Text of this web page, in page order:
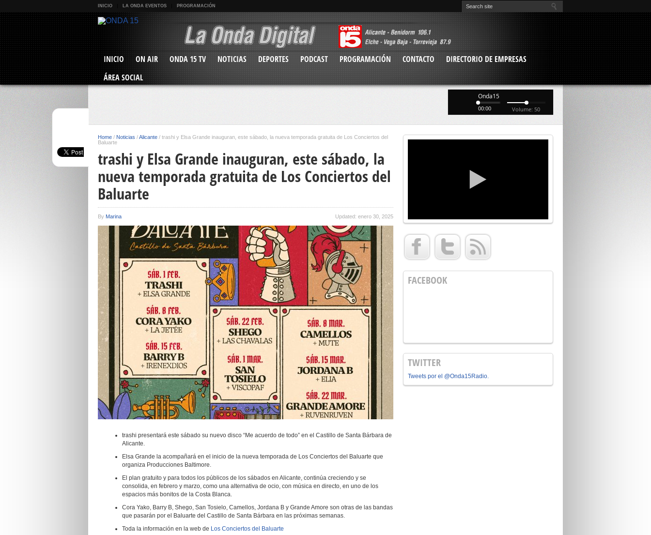
INICIO LA ONDA EVENTOS PROGRAMACIÓN
INICIO ON AIR ONDA 15 TV NOTICIAS DEPORTES PODCAST PROGRAMACIÓN CONTACTO
DIRECTORIO DE EMPRESAS
ÁREA SOCIAL
Onda15
00:00 Volume: 50
Home / Noticias /Alicante / trashi y Elsa Grande inauguran, este sábado, la nueva temporada gratuita de Los Conciertos del
Baluarte
trashi y Elsa Grande inauguran, este sábado, la
nueva temporada gratuita de Los Conciertos del
Baluarte
By Marina Updated: enero 30, 2025
trashi presentará este sábado su nuevo disco “Me acuerdo de todo” en el Castillo de Santa Bárbara de
Alicante.
Elsa Grande la acompañará en el inicio de la nueva temporada de Los Conciertos del Baluarte que
organiza Producciones Baltimore.
El plan gratuito y para todos los públicos de los sábados en Alicante, continúa creciendo y se
consolida, en febrero y marzo, como una alternativa de ocio, con música en directo, en uno de los
espacios más bonitos de la Costa Blanca.
Cora Yako, Barry B, Shego, San Tosielo, Camellos, Jordana B y Grande Amore son otras de las bandas
que pasarán por el Baluarte del Castillo de Santa Bárbara en las próximas semanas.
Toda la información en la web de Los Conciertos del Baluarte
FACEBOOK
TWITTER
Tweets por el @Onda15Radio.